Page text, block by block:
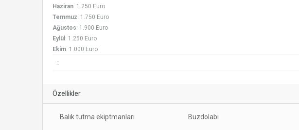
Haziran: 1.250 Euro
Temmuz: 1.750 Euro
Ağustos: 1.900 Euro
Eylül : 1.250 Euro
Ekim: 1.000 Euro
:
Özellikler
Balık tutma ekiptmanları Buzdolabı